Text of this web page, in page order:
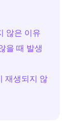
않은 이유
을 때 발생
재생되지 않